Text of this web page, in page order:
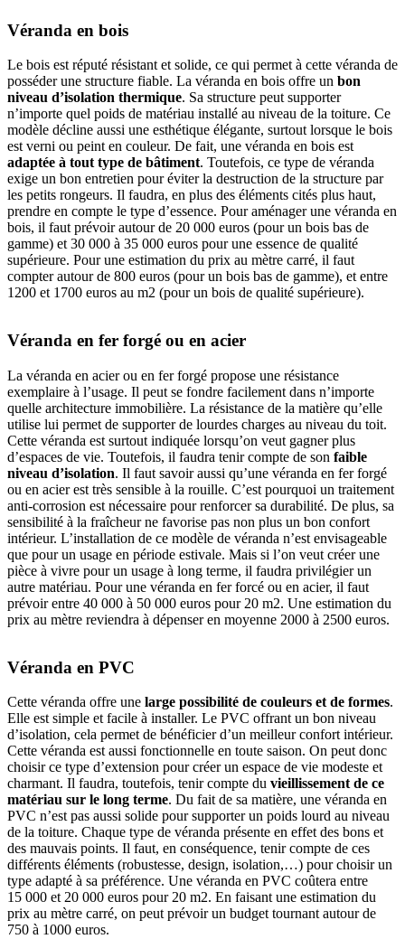
Véranda en bois
Le bois est réputé résistant et solide, ce qui permet à cette véranda de
posséder une structure fiable. La véranda en bois offre un bon
niveau d’isolation thermique. Sa structure peut supporter
n’importe quel poids de matériau installé au niveau de la toiture. Ce
modèle décline aussi une esthétique élégante, surtout lorsque le bois
est verni ou peint en couleur. De fait, une véranda en bois est
adaptée à tout type de bâtiment. Toutefois, ce type de véranda
exige un bon entretien pour éviter la destruction de la structure par
les petits rongeurs. Il faudra, en plus des éléments cités plus haut,
prendre en compte le type d’essence. Pour aménager une véranda en
bois, il faut prévoir autour de 20 000 euros (pour un bois bas de
gamme) et 30 000 à 35 000 euros pour une essence de qualité
supérieure. Pour une estimation du prix au mètre carré, il faut
compter autour de 800 euros (pour un bois bas de gamme), et entre
1200 et 1700 euros au m2 (pour un bois de qualité supérieure).
Véranda en fer forgé ou en acier
La véranda en acier ou en fer forgé propose une résistance
exemplaire à l’usage. Il peut se fondre facilement dans n’importe
quelle architecture immobilière. La résistance de la matière qu’elle
utilise lui permet de supporter de lourdes charges au niveau du toit.
Cette véranda est surtout indiquée lorsqu’on veut gagner plus
d’espaces de vie. Toutefois, il faudra tenir compte de son faible
niveau d’isolation. Il faut savoir aussi qu’une véranda en fer forgé
ou en acier est très sensible à la rouille. C’est pourquoi un traitement
anti-corrosion est nécessaire pour renforcer sa durabilité. De plus, sa
sensibilité à la fraîcheur ne favorise pas non plus un bon confort
intérieur. L’installation de ce modèle de véranda n’est envisageable
que pour un usage en période estivale. Mais si l’on veut créer une
pièce à vivre pour un usage à long terme, il faudra privilégier un
autre matériau. Pour une véranda en fer forcé ou en acier, il faut
prévoir entre 40 000 à 50 000 euros pour 20 m2. Une estimation du
prix au mètre reviendra à dépenser en moyenne 2000 à 2500 euros.
Véranda en PVC
Cette véranda offre une large possibilité de couleurs et de formes.
Elle est simple et facile à installer. Le PVC offrant un bon niveau
d’isolation, cela permet de bénéficier d’un meilleur confort intérieur.
Cette véranda est aussi fonctionnelle en toute saison. On peut donc
choisir ce type d’extension pour créer un espace de vie modeste et
charmant. Il faudra, toutefois, tenir compte du vieillissement de ce
matériau sur le long terme. Du fait de sa matière, une véranda en
PVC n’est pas aussi solide pour supporter un poids lourd au niveau
de la toiture. Chaque type de véranda présente en effet des bons et
des mauvais points. Il faut, en conséquence, tenir compte de ces
différents éléments (robustesse, design, isolation,…) pour choisir un
type adapté à sa préférence. Une véranda en PVC coûtera entre
15 000 et 20 000 euros pour 20 m2. En faisant une estimation du
prix au mètre carré, on peut prévoir un budget tournant autour de
750 à 1000 euros.